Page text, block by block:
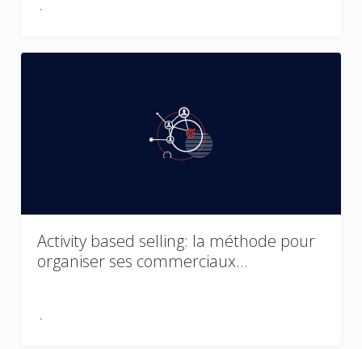
Activity based selling: la méthode pour
organiser ses commerciaux…